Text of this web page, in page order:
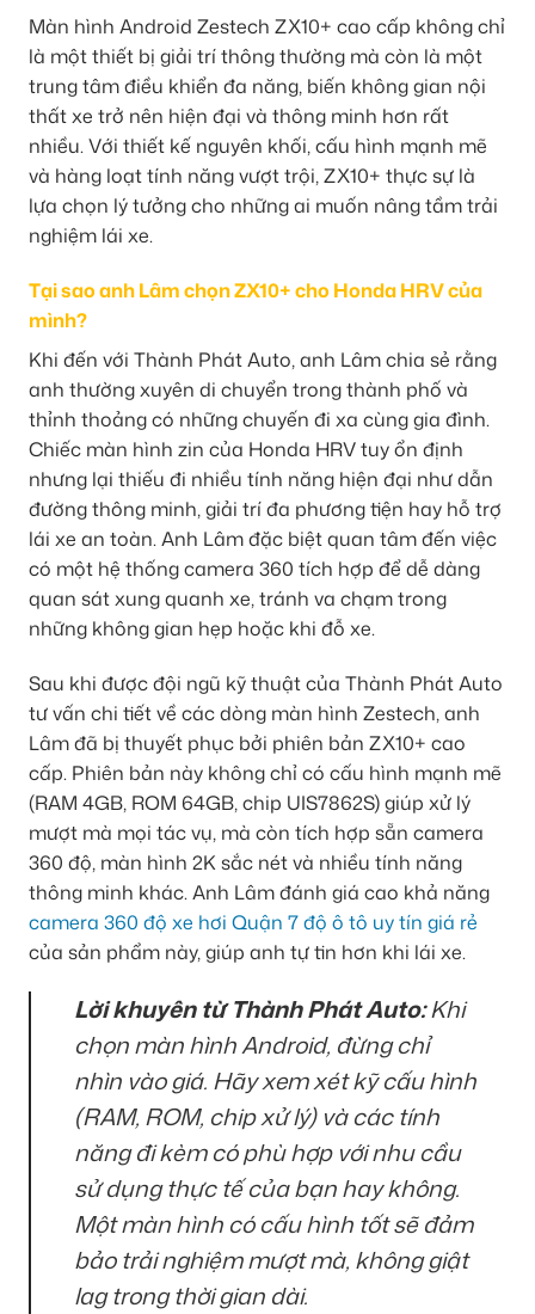
Màn hình Android Zestech ZX10+ cao cấp không chỉ
là một thiết bị giải trí thông thường mà còn là một
trung tâm điều khiển đa năng, biến không gian nội
thất xe trở nên hiện đại và thông minh hơn rất
nhiều. Với thiết kế nguyên khối, cấu hình mạnh mẽ
và hàng loạt tính năng vượt trội, ZX10+ thực sự là
lựa chọn lý tưởng cho những ai muốn nâng tầm trải
nghiệm lái xe.
Tại sao anh Lâm chọn ZX10+ cho Honda HRV của
mình?
Khi đến với Thành Phát Auto, anh Lâm chia sẻ rằng
anh thường xuyên di chuyển trong thành phố và
thỉnh thoảng có những chuyến đi xa cùng gia đình.
Chiếc màn hình zin của Honda HRV tuy ổn định
nhưng lại thiếu đi nhiều tính năng hiện đại như dẫn
đường thông minh, giải trí đa phương tiện hay hỗ trợ
lái xe an toàn. Anh Lâm đặc biệt quan tâm đến việc
có một hệ thống camera 360 tích hợp để dễ dàng
quan sát xung quanh xe, tránh va chạm trong
những không gian hẹp hoặc khi đỗ xe.
Sau khi được đội ngũ kỹ thuật của Thành Phát Auto
tư vấn chi tiết về các dòng màn hình Zestech, anh
Lâm đã bị thuyết phục bởi phiên bản ZX10+ cao
cấp. Phiên bản này không chỉ có cấu hình mạnh mẽ
(RAM 4GB, ROM 64GB, chip UIS7862S) giúp xử lý
mượt mà mọi tác vụ, mà còn tích hợp sẵn camera
360 độ, màn hình 2K sắc nét và nhiều tính năng
thông minh khác. Anh Lâm đánh giá cao khả năng
camera 360 độ xe hơi Quận 7 độ ô tô uy tín giá rẻ
của sản phẩm này, giúp anh tự tin hơn khi lái xe.
Lời khuyên từ Thành Phát Auto:Khi
chọn màn hình Android, đừng chỉ
nhìn vào giá. Hãy xem xét kỹ cấu hình
(RAM, ROM, chip xử lý) và các tính
năng đi kèm có phù hợp với nhu cầu
sử dụng thực tế của bạn hay không.
Một màn hình có cấu hình tốt sẽ đảm
bảo trải nghiệm mượt mà, không giật
lag trong thời gian dài.